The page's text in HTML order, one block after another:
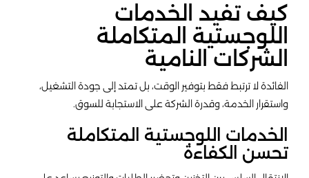
كيف تفيد الخدمات
اللوجستية المتكاملة
الشركات النامية
الفائدة لا ترتبط فقط بتوفير الوقت، بل تمتد إلى جودة التشغيل،
واستقرار الخدمة، وقدرة الشركة على الاستجابة للسوق.
الخدمات اللوجستية المتكاملة
تحسن الكفاءة